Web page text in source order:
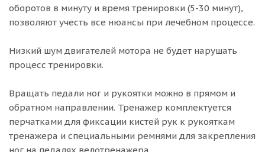
оборотов в минуту и время тренировки (5-30 минут),
позволяют учесть все нюансы при лечебном процессе.
Низкий шум двигателей мотора не будет нарушать
процесс тренировки.
Вращать педали ног и рукоятки можно в прямом и
обратном направлении. Тренажер комплектуется
перчатками для фиксации кистей рук к рукояткам
тренажера и специальными ремнями для закрепления